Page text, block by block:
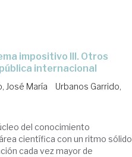
internacional
José María
Urbanos Garrido,
del conocimiento
científica con un ritmo sólido
cada vez mayor de